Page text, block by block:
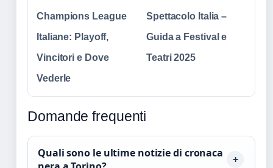
Champions League
Italiane: Playoff,
Vincitori e Dove
Vederle
Spettacolo Italia –
Guida a Festival e
Teatri 2025
Domande frequenti
Quali sono le ultime notizie di cronaca